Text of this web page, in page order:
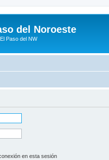
del Noroeste
Paso del NW
en esta sesión